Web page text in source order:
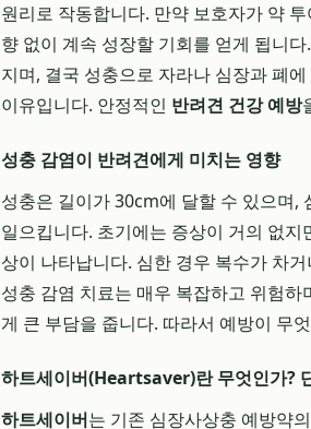
원리로 작동합니다. 만약 보호자가 약
향 없이 계속 성장할 기회를 얻게 됩니
지며, 결국 성충으로 자라나 심장과 폐
이유입니다. 안정적인 반려견 건강 예방
성충 감염이 반려견에게 미치는 영향
성충은 길이가 30cm에 달할 수 있으며,
일으킵니다. 초기에는 증상이 거의 없
상이 나타납니다. 심한 경우 복수가 차
성충 감염 치료는 매우 복잡하고 위험
게 큰 부담을 줍니다. 따라서 예방이 무
하트세이버(Heartsaver)란 무엇인가?
하트세이버는 기존 심장사상충 예방약